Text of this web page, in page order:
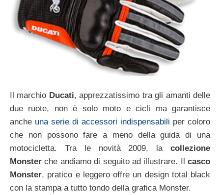
Il marchio Ducati, apprezzatissimo tra gli amanti delle
due ruote, non è solo moto e cicli ma garantisce
anche una serie di accessori indispensabili per coloro
che non possono fare a meno della guida di una
motocicletta. Tra le novità 2009, la collezione
Monsterche andiamo di seguito ad illustrare. Il casco
Monster, pratico e leggero offre un design total black
con la stampa a tutto tondo della grafica Monster.